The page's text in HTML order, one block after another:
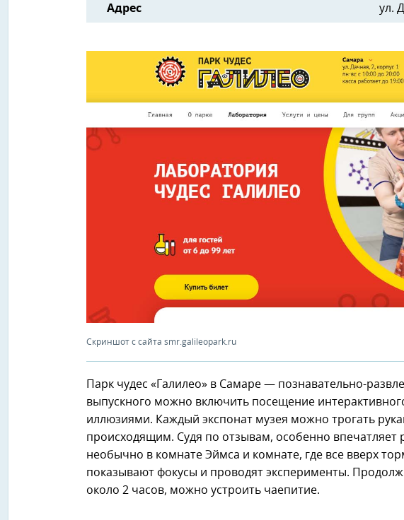
Адрес ул.
Скриншот с сайта smr.galileopark.ru
Парк чудес «Галилео» в Самаре — познавательно-
выпускного можно включить посещение
иллюзиями. Каждый экспонат музея можно трогать
происходящим. Судя по отзывам, особенно впечатляет
необычно в комнате Эймса и комнате, где все вверх
показывают фокусы и проводят эксперименты.
около 2 часов, можно устроить чаепитие.